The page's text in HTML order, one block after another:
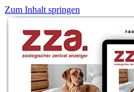
Zum Inhalt springen